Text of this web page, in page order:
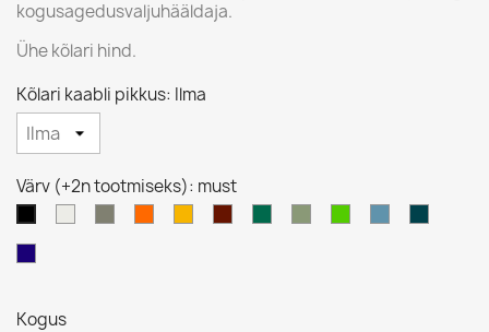
kogusagedusvaljuhääldaja.
Ühe kõlari hind.
Kõlari kaabli pikkus: Ilma
Värv (+2n tootmiseks): must
Kogus